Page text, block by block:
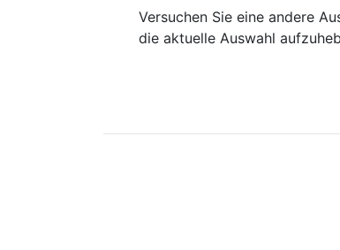
Versuchen Sie eine andere
die aktuelle Auswahl